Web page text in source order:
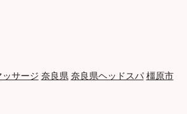
ッサージ 奈良県 奈良県ヘッドスパ 橿原市